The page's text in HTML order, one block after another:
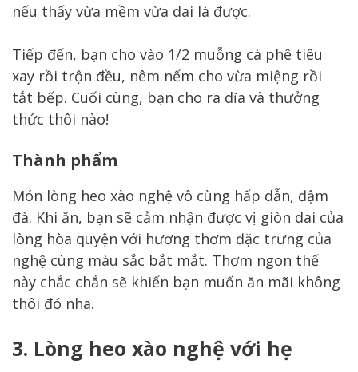
nếu thấy vừa mềm vừa dai là được.
Tiếp đến, bạn cho vào 1/2 muỗng cà phê tiêu
xay rồi trộn đều, nêm nếm cho vừa miệng rồi
tắt bếp. Cuối cùng, bạn cho ra dĩa và thưởng
thức thôi nào!
Thành phẩm
Món lòng heo xào nghệ vô cùng hấp dẫn, đậm
đà. Khi ăn, bạn sẽ cảm nhận được vị giòn dai của
lòng hòa quyện với hương thơm đặc trưng của
nghệ cùng màu sắc bắt mắt. Thơm ngon thế
này chắc chắn sẽ khiến bạn muốn ăn mãi không
thôi đó nha.
3. Lòng heo xào nghệ với hẹ